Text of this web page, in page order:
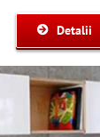
Detalii